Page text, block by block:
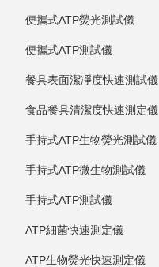
便攜式ATP熒光測試儀
便攜式ATP測試儀
餐具表面潔凈度快速測試儀
食品餐具清潔度快速測定儀
手持式ATP生物熒光測試儀
手持式ATP微生物測試儀
手持式ATP測試儀
ATP細菌快速測定儀
ATP生物熒光快速測定儀